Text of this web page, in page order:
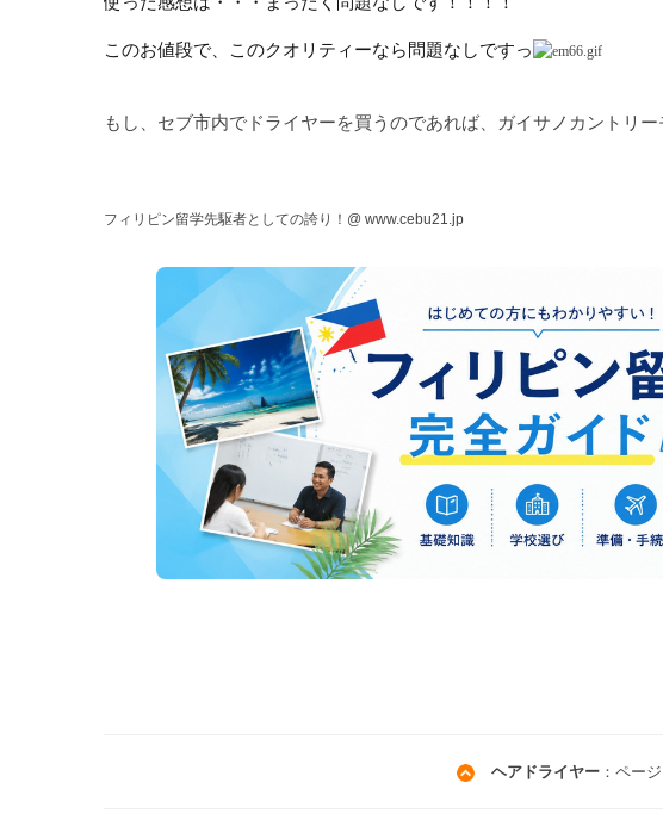
このお値段で、このクオリティーなら問題なしですっ
もし、セブ市内でドライヤーを買うのであれば、ガイサノカントリ
フィリピン留学先駆者としての誇り！@ www.cebu21.jp
ヘアドライヤー ：ペー